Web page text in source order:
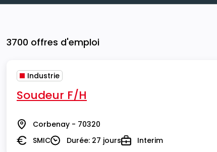
3700 offres d'emploi
Industrie
Soudeur F/H
Lieu Corbenay - 70320
Salaire
SMICDuréeDurée: 27 joursTypeInterim